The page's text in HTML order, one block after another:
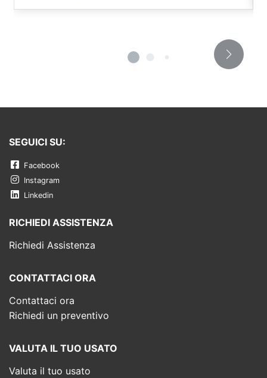
SEGUICI SU:
Facebook
Instagram
Linkedin
RICHIEDI ASSISTENZA
Richiedi Assistenza
CONTATTACI ORA
Contattaci ora
Richiedi un preventivo
VALUTA IL TUO USATO
Valuta il tuo usato